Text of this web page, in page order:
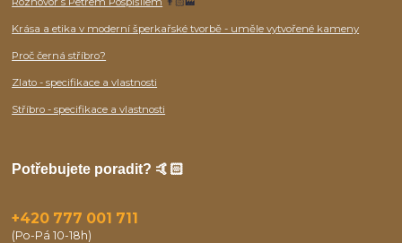
Krása a etika v moderní šperkařské tvorbě - uměle vytvořené kameny
Proč černá stříbro?
Zlato - specifikace a vlastnosti
Stříbro - specifikace a vlastnosti
Potřebujete poradit? 🤙🏻
+420 777 001 711
(Po-Pá 10-18h)